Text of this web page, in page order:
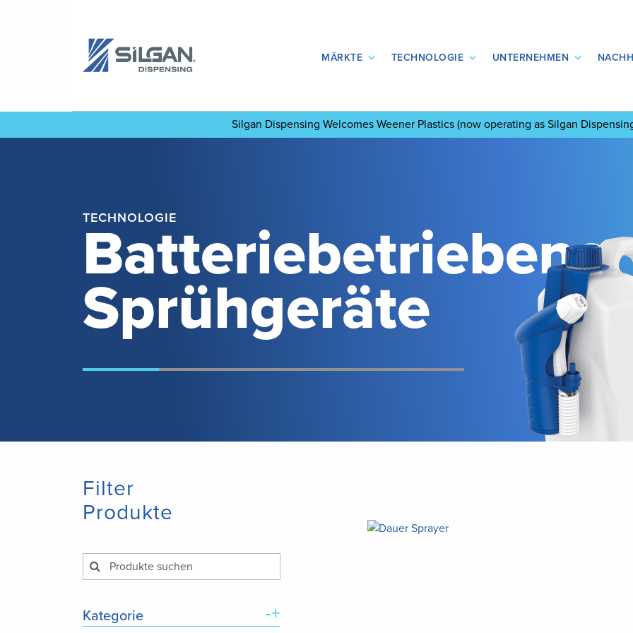
MÄRKTE TECHNOLOGIE UNTERNEHMEN
Silgan Dispensing Welcomes Weener Plastics (now operating as Silgan
TECHNOLOGIE
Batteriebetriebene
Sprühgeräte
Filter
Produkte
Kategorie -+